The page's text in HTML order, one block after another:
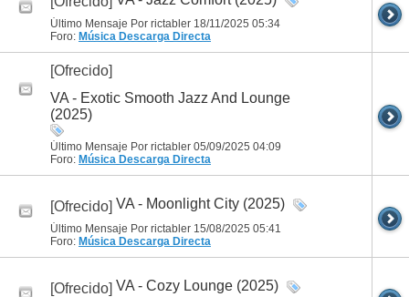
Último Mensaje Por rictabler 18/11/2025 05:34
Foro: Música Descarga Directa
[Ofrecido]
VA - Exotic Smooth Jazz And Lounge
(2025)
Último Mensaje Por rictabler 05/09/2025 04:09
Foro: Música Descarga Directa
[Ofrecido] VA - Moonlight City (2025)
Último Mensaje Por rictabler 15/08/2025 05:41
Foro: Música Descarga Directa
[Ofrecido] VA - Cozy Lounge (2025)